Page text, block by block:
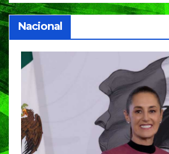
Nacional